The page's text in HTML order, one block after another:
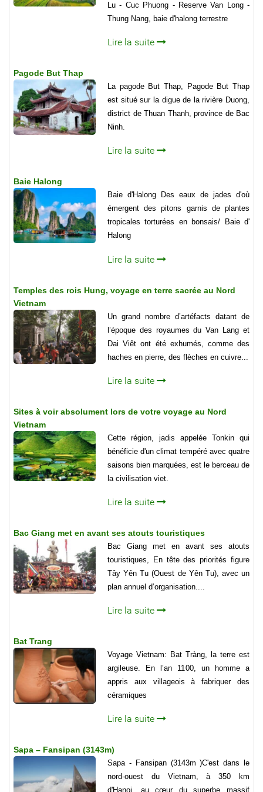
Lu - Cuc Phuong - Reserve Van Long -
Thung Nang, baie d'halong terrestre
Lire la suite
Pagode But Thap
La pagode But Thap, Pagode But Thap
est situé sur la digue de la rivière Duong,
district de Thuan Thanh, province de Bac
Ninh.
Lire la suite
Baie Halong
Baie d'Halong Des eaux de jades d'où
émergent des pitons garnis de plantes
tropicales torturées en bonsais/ Baie d'
Halong
Lire la suite
Temples des rois Hung, voyage en terre sacrée au Nord
Vietnam
Un grand nombre d’artéfacts datant de
l’époque des royaumes du Van Lang et
Dai Viêt ont été exhumés, comme des
haches en pierre, des flèches en cuivre...
Lire la suite
Sites à voir absolument lors de votre voyage au Nord
Vietnam
Cette région, jadis appelée Tonkin qui
bénéficie d'un climat tempéré avec quatre
saisons bien marquées, est le berceau de
la civilisation viet.
Lire la suite
Bac Giang met en avant ses atouts touristiques
Bac Giang met en avant ses atouts
touristiques, En tête des priorités figure
Tây Yên Tu (Ouest de Yên Tu), avec un
plan annuel d’organisation....
Lire la suite
Bat Trang
Voyage Vietnam: Bat Tràng, la terre est
argileuse. En l’an 1100, un homme a
appris aux villageois à fabriquer des
céramiques
Lire la suite
Sapa – Fansipan (3143m)
Sapa - Fansipan (3143m )C'est dans le
nord-ouest du Vietnam, à 350 km
d'Hanoi, au cœur du superbe massif